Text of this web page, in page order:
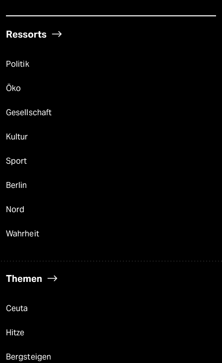
Ressorts
Politik
Öko
Gesellschaft
Kultur
Sport
Berlin
Nord
Wahrheit
Themen
Ceuta
Hitze
Bergsteigen